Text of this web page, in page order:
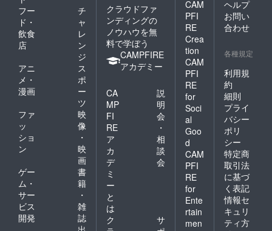
フー
ド・
飲食
店
チ
ャ
レ
ン
ジ
アニ
メ・
漫画
ス
ポ
ー
ツ
ファ
ッ
ショ
ン
映
像
・
映
画
ゲー
ム・
サー
ビス
開発
書
籍
・
雑
誌
クラウドファ
ンディングの
ノウハウを無
料で学ぼう
CAMPFIRE
アカデミー
CA
MP
FI
RE
ア
カ
デ
ミ
ー
と
は
説
明
会
・
相
談
会
ク
サ
CAM
PFI
RE
Crea
tion
CAM
PFI
RE
for
Soci
al
Goo
d
CAM
PFI
RE
for
Ente
rtain
men
ヘルプ
お問い
合わせ
各種規定
利用規
約
細則
プライ
バシー
ポリ
シー
特定商
取引法
に基づ
く表記
情報セ
キュリ
ティ方